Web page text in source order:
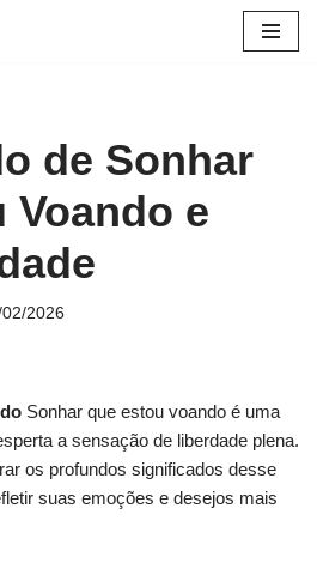
de Sonhar
Voando e
2026
Sonhar que estou voando é uma
a sensação de liberdade plena.
os profundos significados desse
suas emoções e desejos mais